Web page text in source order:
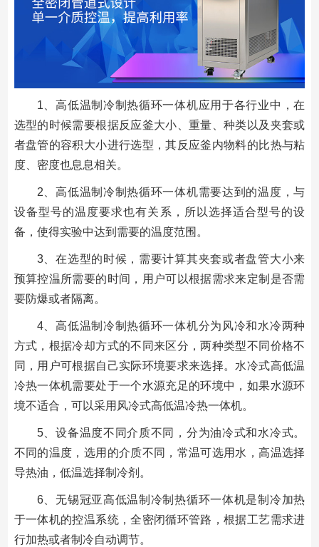
1、高低温制冷制热循环一体机应用于各行业中，在
选型的时候需要根据反应釜大小、重量、种类以及夹套或
者盘管的容积大小进行选型，其反应釜内物料的比热与粘
度、密度也息息相关。
2、高低温制冷制热循环一体机需要达到的温度，与
设备型号的温度要求也有关系，所以选择适合型号的设
备，使得实验中达到需要的温度范围。
3、在选型的时候，需要计算其夹套或者盘管大小来
预算控温所需要的时间，用户可以根据需求来定制是否需
要防爆或者隔离。
4、高低温制冷制热循环一体机分为风冷和水冷两种
方式，根据冷却方式的不同来区分，两种类型不同价格不
同，用户可根据自己实际环境要求来选择。水冷式高低温
冷热一体机需要处于一个水源充足的环境中，如果水源环
境不适合，可以采用风冷式高低温冷热一体机。
5、设备温度不同介质不同，分为油冷式和水冷式。
不同的温度，选用的介质不同，常温可选用水，高温选择
导热油，低温选择制冷剂。
6、无锡冠亚高低温制冷制热循环一体机是制冷加热
于一体机的控温系统，全密闭循环管路，根据工艺需求进
行加热或者制冷自动调节。